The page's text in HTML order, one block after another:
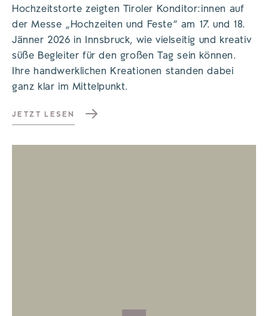
Hochzeitstorte zeigten Tiroler Konditor:innen auf
der Messe „Hochzeiten und Feste“ am 17. und 18.
Jänner 2026 in Innsbruck, wie vielseitig und kreativ
süße Begleiter für den großen Tag sein können.
Ihre handwerklichen Kreationen standen dabei
ganz klar im Mittelpunkt.
JETZT LESEN